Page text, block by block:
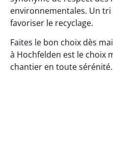
environnementales. Un
favoriser le recyclage.
Faites le bon choix dès
à Hochfelden est le choix
chantier en toute sérénité.